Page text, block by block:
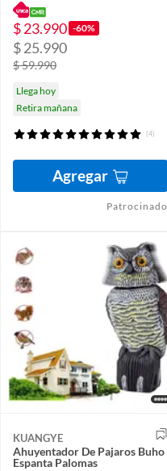
$ 23.990 -60%
$ 25.990
$ 59.990
Llega hoy
Retira mañana
(4)
Agregar
Patrocinado
KUANGYE
Ahuyentador De Pajaros Buho
Espanta Palomas